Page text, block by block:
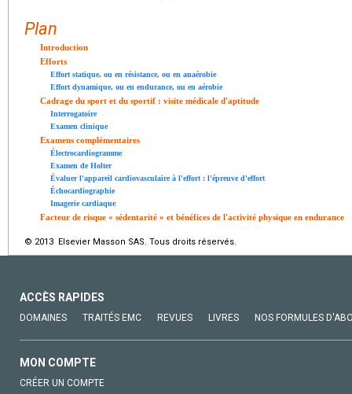
Plan
Introduction
Efforts
Effort statique, ou en résistance, ou en anaérobie
Effort dynamique, ou en endurance, ou en aérobie
Cadrage du sport et du sportif : visite médicale d'aptitude
Interrogatoire
Examen clinique
Examens complémentaires
Électrocardiogramme
Examen de Holter
Évaluer l'appareil cardiovasculaire à l'effort : l'épreuve d'effort
Échocardiographie
Imagerie cardiaque
Facteur de risque « sédentarité » et bénéfices de l'activité physique en endurance
© 2013 Elsevier Masson SAS. Tous droits réservés.
ACCÈS RAPIDES
DOMAINES TRAITÉS EMC REVUES LIVRES NOS FORMULES
MON COMPTE
CRÉER UN COMPTE